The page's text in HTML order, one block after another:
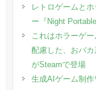
レトロゲームと
ー『Night
これはホラーゲ
配慮した、おバカ
がSteamで登場
生成AIゲーム制